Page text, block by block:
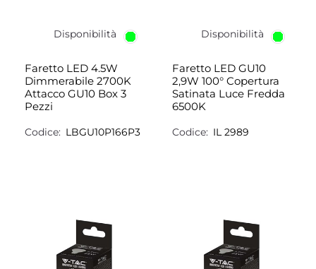
Disponibilità
Faretto LED 4.5W
Dimmerabile 2700K
Attacco GU10 Box 3
Pezzi
Codice: LBGU10P166P3
Disponibilità
Faretto LED GU10
2,9W 100° Copertura
Satinata Luce Fredda
6500K
Codice: IL 2989